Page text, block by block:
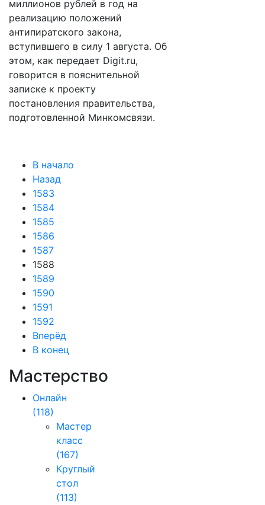
миллионов рублей в год на
реализацию положений
антипиратского закона,
вступившего в силу 1 августа. Об
этом, как передает Digit.ru,
говорится в пояснительной
записке к проекту
постановления правительства,
подготовленной Минкомсвязи.
В начало
Назад
1583
1584
1585
1586
1587
1588
1589
1590
1591
1592
Вперёд
В конец
Мастерство
Онлайн
(118)
Мастер
класс
(167)
Круглый
стол
(113)